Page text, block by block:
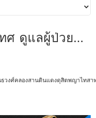
ศ ดูแลผู้ป่วย
ได้ภาษา รับ
วงศ์คลองสานดินแดงดุสิตพญาไทสา